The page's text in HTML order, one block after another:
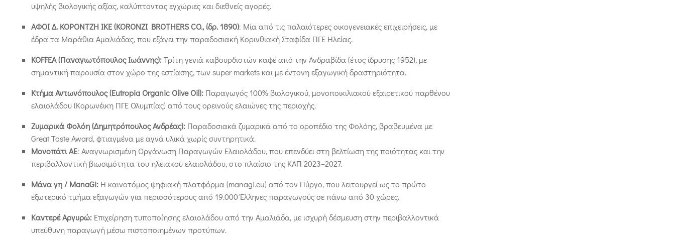
υψηλής βιολογικής αξίας, καλύπτοντας εγχώριες και διεθνείς αγορές.
ΑΦΟΙ Δ. ΚΟΡΟΝΤΖΗ ΙΚΕ (KORONZI BROTHERS CO., ίδρ. 1890): Μία από τις παλαιότερες οικογενειακές επιχειρήσεις, με
έδρα τα Μαράθια Αμαλιάδας, που εξάγει την παραδοσιακή Κορινθιακή Σταφίδα ΠΓΕ Ηλείας.
KOFFEA(Παναγιωτόπουλος Ιωάννης):Τρίτη γενιά καβουρδιστών καφέ από την Ανδραβίδα (έτος ίδρυσης 1952), με
σημαντική παρουσία στον χώρο της εστίασης, των super markets και με έντονη εξαγωγική δραστηριότητα.
Κτήμα Αντωνόπουλος (Eutropia Organic Olive Oil): Παραγωγός 100% βιολογικού, μονοποικιλιακού εξαιρετικού παρθένου
ελαιολάδου (Κορωνέικη ΠΓΕ Ολυμπίας) από τους ορεινούς ελαιώνες της περιοχής.
Ζυμαρικά Φολόη (Δημητρόπουλος Ανδρέας): Παραδοσιακά ζυμαρικά από το οροπέδιο της Φολόης, βραβευμένα με
Great Taste Award, φτιαγμένα με αγνά υλικά χωρίς συντηρητικά.
Μονοπάτι ΑΕ: Αναγνωρισμένη Οργάνωση Παραγωγών Ελαιολάδου, που επενδύει στη βελτίωση της ποιότητας και την
περιβαλλοντική βιωσιμότητα του ηλειακού ελαιολάδου, στο πλαίσιο της ΚΑΠ 2023–2027.
Μάνα γη / ManaGi: Η καινοτόμος ψηφιακή πλατφόρμα (managi.eu) από τον Πύργο, που λειτουργεί ως το πρώτο
εξωτερικό τμήμα εξαγωγών για περισσότερους από 19.000 Έλληνες παραγωγούς σε πάνω από 30 χώρες.
Καντερέ Αργυρώ: Επιχείρηση τυποποίησης ελαιολάδου από την Αμαλιάδα, με ισχυρή δέσμευση στην περιβαλλοντικά
υπεύθυνη παραγωγή μέσω πιστοποιημένων προτύπων.